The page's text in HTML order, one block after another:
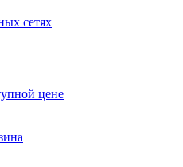
сетях
цене